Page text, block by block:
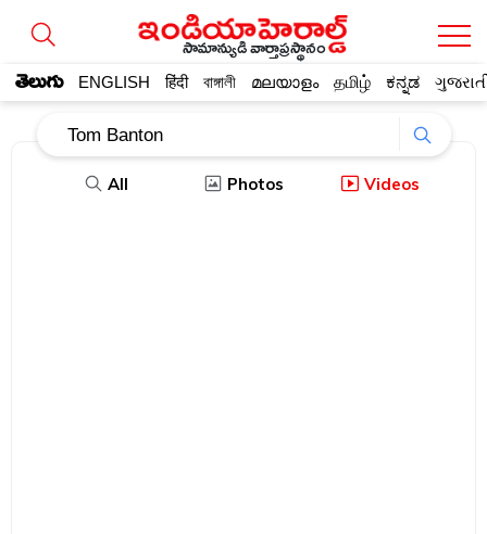
సామాన్యుడి వార్తాప్రస్థానం
తెలుగు ENGLISH हिंदी বাঙ্গালী മലയാളം தமிழ் ಕನ್ನಡ
All Photos Videos